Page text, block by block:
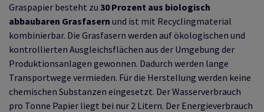
Graspapier besteht zu 30 Prozent aus biologisch
abbaubaren Grasfasern und ist mit Recyclingmaterial
kombinierbar. Die Grasfasern werden auf ökologischen und
kontrollierten Ausgleichsflächen aus der Umgebung der
Produktionsanlagen gewonnen. Dadurch werden lange
Transportwege vermieden. Für die Herstellung werden keine
chemischen Substanzen eingesetzt. Der Wasserverbrauch
pro Tonne Papier liegt bei nur 2 Litern. Der Energieverbrauch